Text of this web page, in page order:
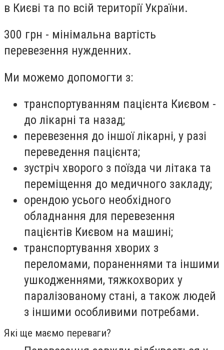
в Києві та по всій території України.
300 грн - мінімальна вартість
перевезення нужденних.
Ми можемо допомогти з:
транспортуванням пацієнта Києвом -
до лікарні та назад;
перевезення до іншої лікарні, у разі
переведення пацієнта;
зустріч хворого з поїзда чи літака та
переміщення до медичного закладу;
орендою усього необхідного
обладнання для перевезення
пацієнтів Києвом на машині;
транспортування хворих з
переломами, пораненнями та іншими
ушкодженнями, тяжкохворих у
паралізованому стані, а також людей
з іншими особливими потребами.
Які ще маємо переваги?